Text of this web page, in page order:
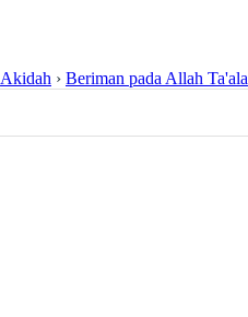
Akidah › Beriman pada Allah Ta'ala